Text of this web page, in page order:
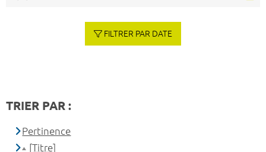
FILTRER PAR DATE
TRIER PAR :
Pertinence
[Titre]